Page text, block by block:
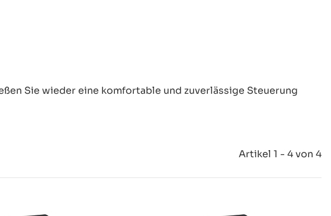
Sie wieder eine komfortable und zuverlässige Steuerung
Artikel 1 - 4 von 4